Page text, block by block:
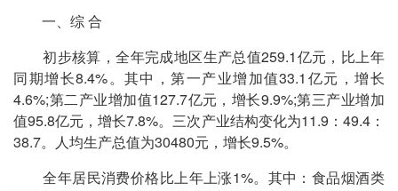
一、综 合
初步核算，全年完成地区生产总值259.1亿元，比上年
同期增长8.4%。其中，第一产业增加值33.1亿元，增长
4.6%;第二产业增加值127.7亿元，增长9.9%;第三产业增加
值95.8亿元，增长7.8%。三次产业结构变化为11.9：49.4：
38.7。人均生产总值为30480元，增长9.5%。
全年居民消费价格比上年上涨1%。其中：食品烟酒类